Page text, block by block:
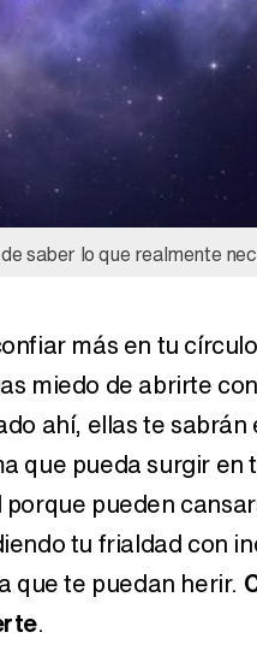
saber lo que realmente
más en tu
miedo de abrirte
ahí, ellas te
que pueda surgir en
pueden
tu frialdad con
que te puedan herir.
.